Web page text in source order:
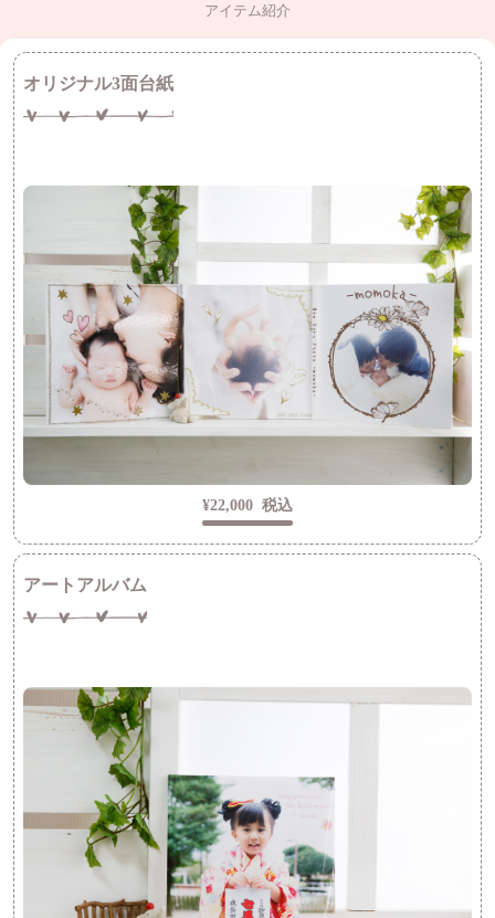
アイテム紹介
オリジナル3面台紙
¥22,000 税込
アートアルバム